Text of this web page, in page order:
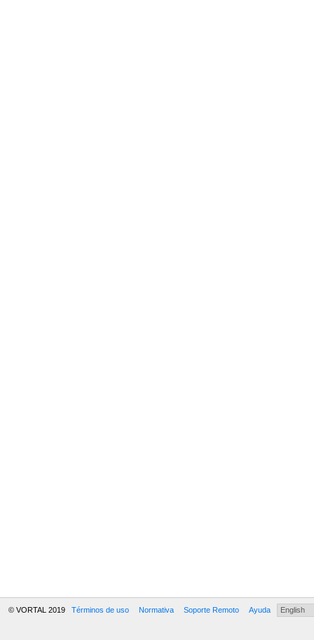
© VORTAL 2019 Términos de uso Normativa Soporte Remoto Ayuda